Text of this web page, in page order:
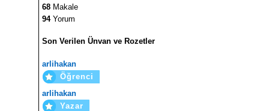
68 Makale
94Yorum
Son Verilen Ünvan ve Rozetler
arlihakan
Öğrenci
arlihakan
Yazar